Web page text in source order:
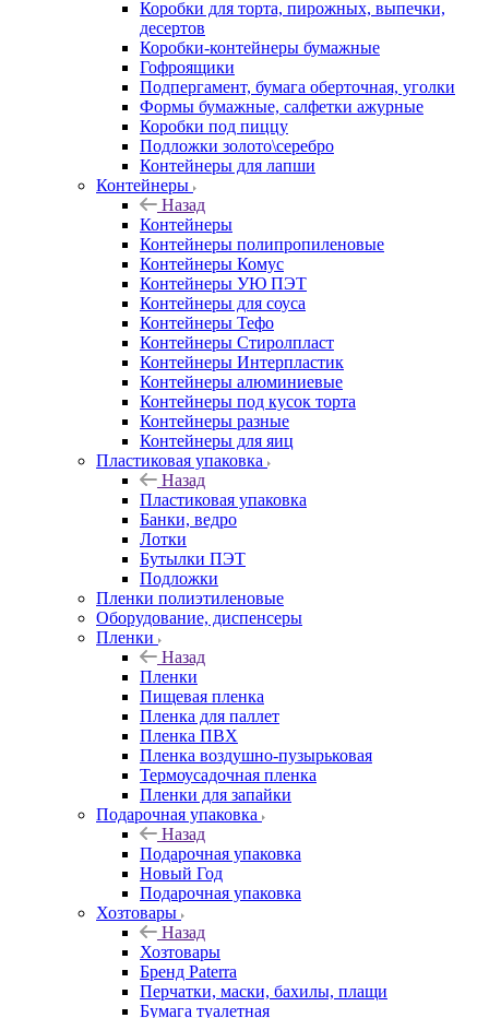
Коробки для торта, пирожных, выпечки,
десертов
Коробки-контейнеры бумажные
Гофроящики
Подпергамент, бумага оберточная, уголки
Формы бумажные, салфетки ажурные
Коробки под пиццу
Подложки золото\серебро
Контейнеры для лапши
Контейнеры
Назад
Контейнеры
Контейнеры полипропиленовые
Контейнеры Комус
Контейнеры УЮ ПЭТ
Контейнеры для соуса
Контейнеры Тефо
Контейнеры Стиролпласт
Контейнеры Интерпластик
Контейнеры алюминиевые
Контейнеры под кусок торта
Контейнеры разные
Контейнеры для яиц
Пластиковая упаковка
Назад
Пластиковая упаковка
Банки, ведро
Лотки
Бутылки ПЭТ
Подложки
Пленки полиэтиленовые
Оборудование, диспенсеры
Пленки
Назад
Пленки
Пищевая пленка
Пленка для паллет
Пленка ПВХ
Пленка воздушно-пузырьковая
Термоусадочная пленка
Пленки для запайки
Подарочная упаковка
Назад
Подарочная упаковка
Новый Год
Подарочная упаковка
Хозтовары
Назад
Хозтовары
Бренд Paterra
Перчатки, маски, бахилы, плащи
Бумага туалетная